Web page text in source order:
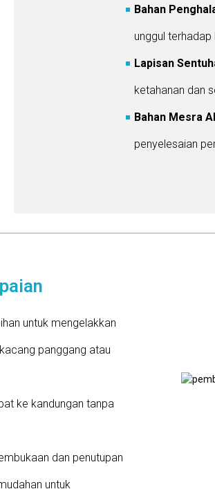
Bahan
unggul
Lapisan
ketahanan dan
Bahan Mesra
penyelesaian
untuk mengelakkan
panggang atau
ke kandungan tanpa
dan penutupan
untuk